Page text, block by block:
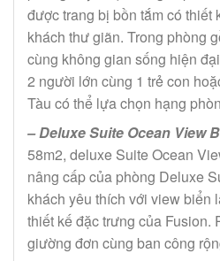
được trang bị bồn tắm có thiết
khách thư giãn. Trong phòng
cùng không gian sống hiện
2 người lớn cùng 1 trẻ con
Tàu có thể lựa chọn hạng
– Deluxe Suite Ocean View
58m2, deluxe Suite Ocean
nâng cấp của phòng Deluxe
khách yêu thích với view biển
thiết kế đặc trưng của Fusion.
giường đơn cùng ban công